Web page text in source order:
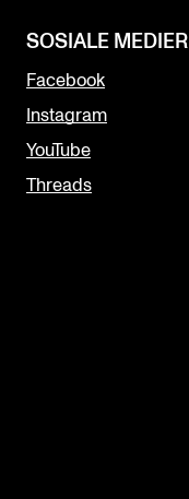
SOSIALE MEDIER
Facebook
Instagram
YouTube
Threads